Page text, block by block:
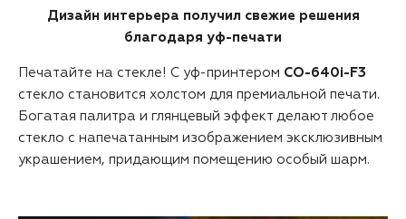
Дизайн интерьера получил свежие решения
благодаря уф-печати
Печатайте на стекле! С уф-принтером CO-640i-F3
стекло становится холстом для премиальной печати.
Богатая палитра и глянцевый эффект делают любое
стекло с напечатанным изображением эксклюзивным
украшением, придающим помещению особый шарм.